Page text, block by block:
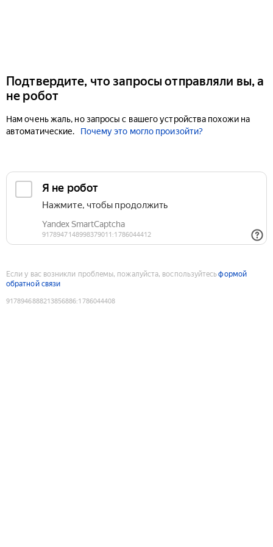
Подтвердите, что запросы отправляли вы, а
не робот
Нам очень жаль, но запросы с вашего устройства похожи на
автоматические.
Почему это могло произойти?
Если у вас возникли проблемы, пожалуйста, воспользуйтесьформой
обратной связи
9178946888213856886:1786044408